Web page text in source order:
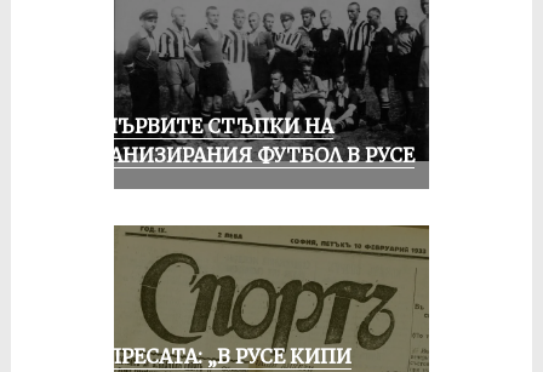
ЗА ПЪРВИТЕ СТЪПКИ НА
ОРГАНИЗИРАНИЯ ФУТБОЛ В РУСЕ
ОТ ПРЕСАТА: „В РУСЕ КИПИ